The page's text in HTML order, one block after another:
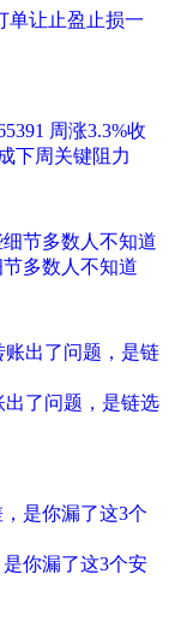
单让止盈止损一
周涨3.3%收
下周关键阻力
多数人不知道
了问题，是链选
你漏了这3个安